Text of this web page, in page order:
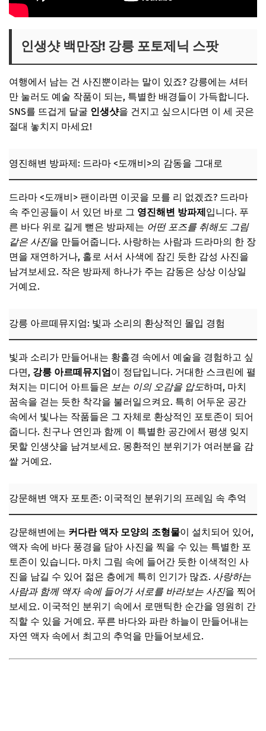
인생샷 백만장! 강릉 포토제닉 스팟
여행에서 남는 건 사진뿐이라는 말이 있죠? 강릉에는 셔터
만 눌러도 예술 작품이 되는, 특별한 배경들이 가득합니다.
SNS를 뜨겁게 달굴 인생샷을 건지고 싶으시다면 이 세 곳은
절대 놓치지 마세요!
영진해변 방파제: 드라마 <도깨비>의 감동을 그대로
드라마 <도깨비> 팬이라면 이곳을 모를 리 없겠죠? 드라마
속 주인공들이 서 있던 바로 그 영진해변 방파제입니다. 푸
른 바다 위로 길게 뻗은 방파제는 어떤 포즈를 취해도 그림
같은 사진을 만들어줍니다. 사랑하는 사람과 드라마의 한 장
면을 재연하거나, 홀로 서서 사색에 잠긴 듯한 감성 사진을
남겨보세요. 작은 방파제 하나가 주는 감동은 상상 이상일
거예요.
강릉 아르떼뮤지엄: 빛과 소리의 환상적인 몰입 경험
빛과 소리가 만들어내는 황홀경 속에서 예술을 경험하고 싶
다면, 강릉 아르떼뮤지엄이 정답입니다. 거대한 스크린에 펼
쳐지는 미디어 아트들은 보는 이의 오감을 압도하며, 마치
꿈속을 걷는 듯한 착각을 불러일으켜요. 특히 어두운 공간
속에서 빛나는 작품들은 그 자체로 환상적인 포토존이 되어
줍니다. 친구나 연인과 함께 이 특별한 공간에서 평생 잊지
못할 인생샷을 남겨보세요. 몽환적인 분위기가 여러분을 감
쌀 거예요.
강문해변 액자 포토존: 이국적인 분위기의 프레임 속 추억
강문해변에는 커다란 액자 모양의 조형물이 설치되어 있어,
액자 속에 바다 풍경을 담아 사진을 찍을 수 있는 특별한 포
토존이 있습니다. 마치 그림 속에 들어간 듯한 이색적인 사
진을 남길 수 있어 젊은 층에게 특히 인기가 많죠. 사랑하는
사람과 함께 액자 속에 들어가 서로를 바라보는 사진을 찍어
보세요. 이국적인 분위기 속에서 로맨틱한 순간을 영원히 간
직할 수 있을 거예요. 푸른 바다와 파란 하늘이 만들어내는
자연 액자 속에서 최고의 추억을 만들어보세요.